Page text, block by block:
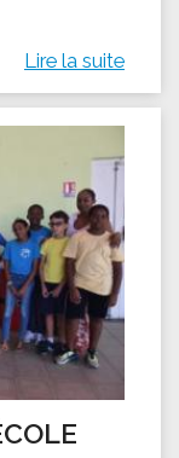
Lire la suite